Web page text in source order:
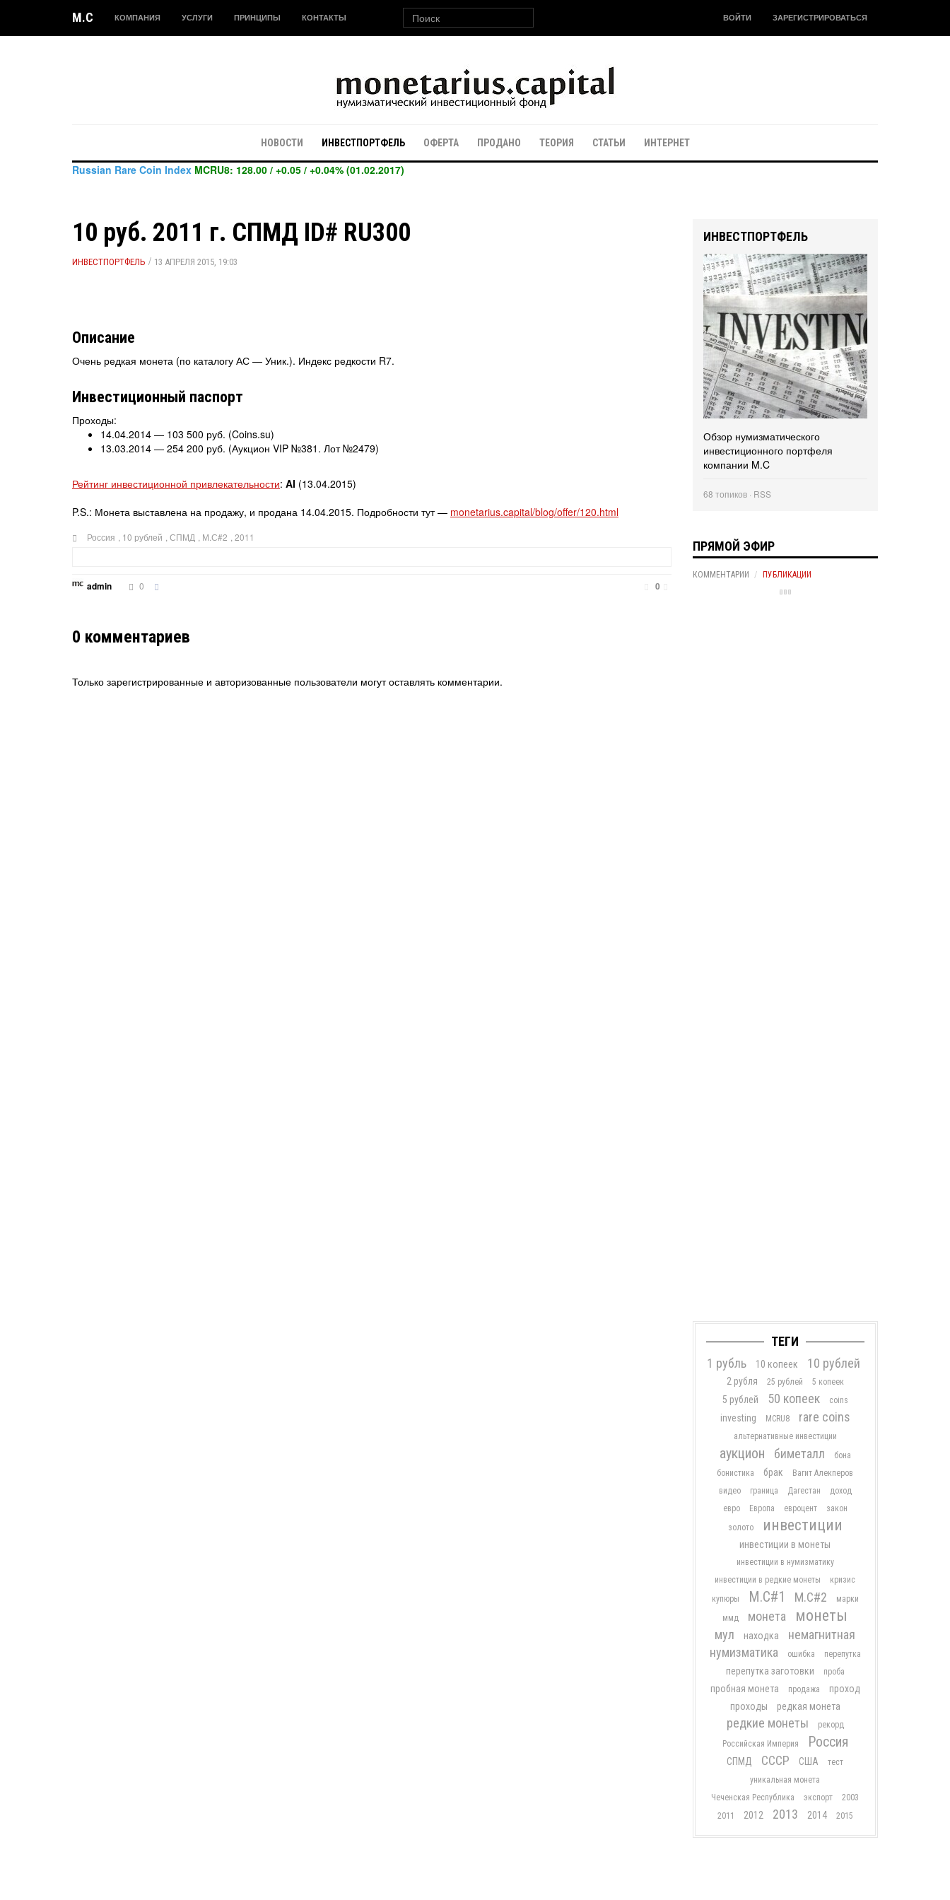
M.C КОМПАНИЯ УСЛУГИ ПРИНЦИПЫ КОНТАКТЫ ВОЙТИ ЗАРЕГИСТРИРОВАТЬСЯ
НОВОСТИ ИНВЕСТПОРТФЕЛЬ ОФЕРТА ПРОДАНО ТЕОРИЯ СТАТЬИ ИНТЕРНЕТ
Russian Rare Coin Index MCRU8: 128.00 / +0.05 / +0.04% (01.02.2017)
10 руб. 2011 г. СПМД ID# RU300
ИНВЕСТПОРТФЕЛЬ / 13 АПРЕЛЯ 2015, 19:03
Описание
Очень редкая монета (по каталогу АС — Уник.). Индекс редкости R7.
Инвестиционный паспорт
Проходы:
14.04.2014 — 103 500 руб. (Coins.su)
13.03.2014 — 254 200 руб. (Аукцион VIP №381. Лот №2479)
Рейтинг инвестиционной привлекательности: AI (13.04.2015)
P.S.: Монета выставлена на продажу, и продана 14.04.2015. Подробности тут — monetarius.capital/blog/offer/120.html
Россия 10 рублей СПМД М.С#2 2011
admin 0 0
0 комментариев
Только зарегистрированные и авторизованные пользователи могут оставлять комментарии.
ИНВЕСТПОРТФЕЛЬ
Обзор нумизматического
инвестиционного портфеля
компании M.C
68 топиков · RSS
ПРЯМОЙ ЭФИР
КОММЕНТАРИИ ПУБЛИКАЦИИ
ТЕГИ
1 рубль
10 копеек 10 рублей
2 рубля 25 рублей 5 копеек
5 рублей 50 копеек coins
investing MCRU8 rare coins
альтернативные инвестиции
аукцион биметалл
бона
бонистика
брак
Вагит Алекперов
видео
граница Дагестан
доход
евро
Европа евроцент
закон
золото
инвестиции
инвестиции в монеты
инвестиции в нумизматику
инвестиции в редкие монеты
кризис
купюры
М.С#1 М.С#2
марки
ммд
монета монеты
мул находка
немагнитная
нумизматика
ошибка перепутка
перепутка заготовки проба
пробная монета продажа
проход
проходы
редкая монета
редкие монеты
рекорд
Российская Империя
Россия
СПМД СССР США
тест
уникальная монета
Чеченская Республика
экспорт
2003
2011
2012 2013 2014 2015